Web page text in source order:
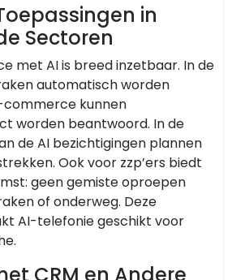
in
Sectoren
met AI is breed inzetbaar. In de
automatisch worden
commerce kunnen
worden beantwoord. In de
de AI bezichtigingen plannen
Ook voor zzp’ers biedt
geen gemiste oproepen
of onderweg. Deze
AI-telefonie geschikt voor
CRM en Andere